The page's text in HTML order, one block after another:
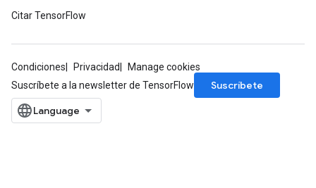
Citar TensorFlow
Condiciones Privacidad
Manage cookies
Suscríbete a la newsletter de TensorFlow
Suscríbete